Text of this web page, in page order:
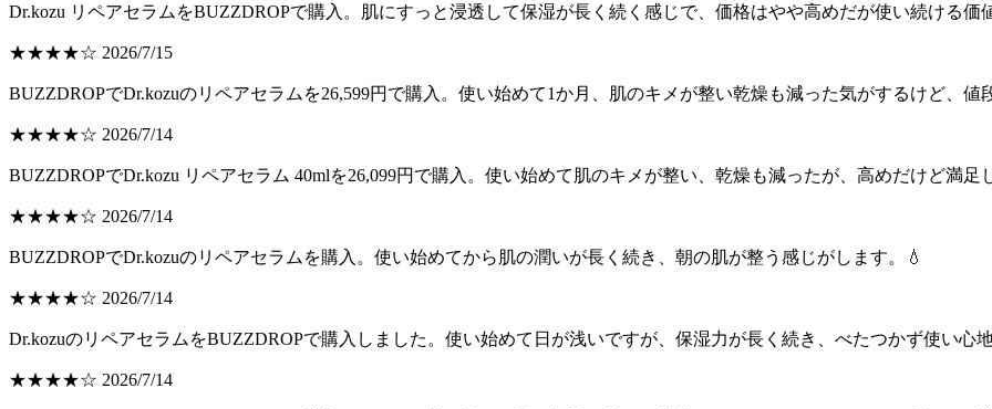
Dr.kozu リペアセラムをBUZZDROPで購入。肌にすっと浸透して保湿が長く続く感じで、価格はやや高めだが使い続ける価
★★★★☆ 2026/7/15
BUZZDROPでDr.kozuのリペアセラムを26,599円で購入。使い始めて1か月、肌のキメが整い乾燥も減った気がするけど、値
★★★★☆ 2026/7/14
BUZZDROPでDr.kozu リペアセラム 40mlを26,099円で購入。使い始めて肌のキメが整い、乾燥も減ったが、高めだけど満足
★★★★☆ 2026/7/14
BUZZDROPでDr.kozuのリペアセラムを購入。使い始めてから肌の潤いが長く続き、朝の肌が整う感じがします。💧
★★★★☆ 2026/7/14
Dr.kozuのリペアセラムをBUZZDROPで購入しました。使い始めて日が浅いですが、保湿力が長く続き、べたつかず使い心
★★★★☆ 2026/7/14